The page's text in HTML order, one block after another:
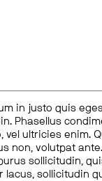
in justo quis
Phasellus
vel ultricies enim.
non, volutpat
sollicitudin,
lacus, sollicitudin